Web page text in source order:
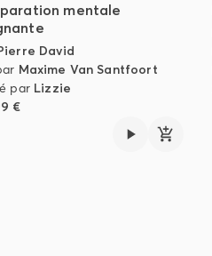
mentale
David
Maxime Van Santfoort
par Lizzie
€